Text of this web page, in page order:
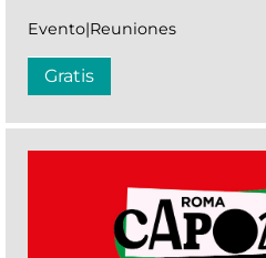
Evento|Reuniones
Gratis